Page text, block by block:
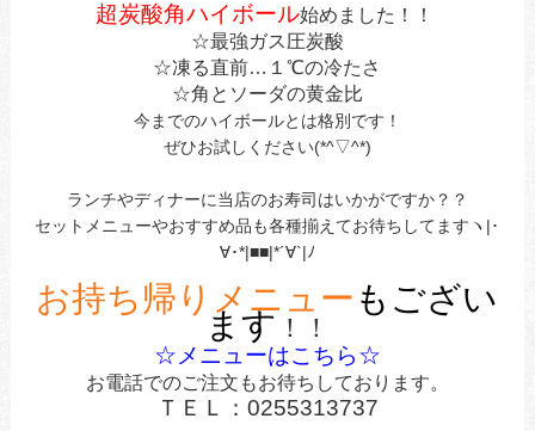
超炭酸角ハイボール始めました！！
☆最強ガス圧炭酸
☆凍る直前…１℃の冷たさ
☆角とソーダの黄金比
今までのハイボールとは格別です！
ぜひお試しください(*^▽^*)
ランチやディナーに当店のお寿司はいかがですか？？
セットメニューやおすすめ品も各種揃えてお待ちしてますヽ|･
∀･*|■■|*´∀`|ﾉ
お持ち帰りメニュー もござい
ます ！！
☆メニューはこちら☆
お電話でのご注文もお待ちしております。
ＴＥＬ：0255313737